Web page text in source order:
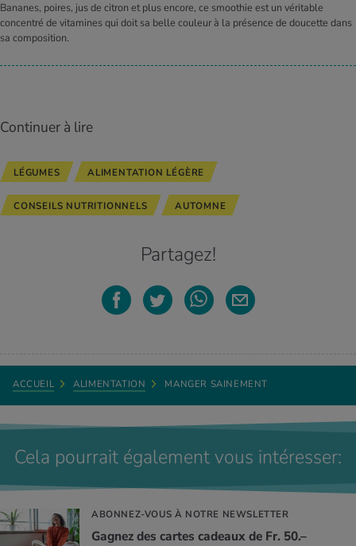
Bananes, poires, jus de citron et plus encore, ce smoothie est un véritable
concentré de vitamines qui doit sa belle couleur à la présence de doucette dans
sa composition.
Continuer à lire
LÉGUMES ALIMENTATION LÉGÈRE
CONSEILS NUTRITIONNELS AUTOMNE
Partagez!
ACCUEIL ALIMENTATION MANGER SAINEMENT
Cela pourrait également vous intéresser:
ABONNEZ-VOUS À NOTRE NEWSLETTER
Gagnez des cartes cadeaux de Fr. 50.–